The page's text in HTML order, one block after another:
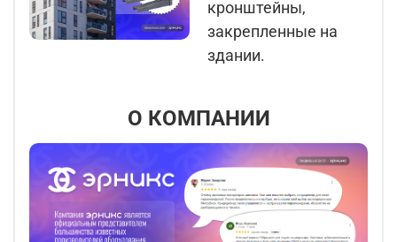
кронштейны,
закрепленные на
здании.
О КОМПАНИИ